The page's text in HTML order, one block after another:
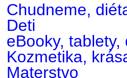
Chudneme,
Deti
eBooky,
Kozmetika,
Materstvo